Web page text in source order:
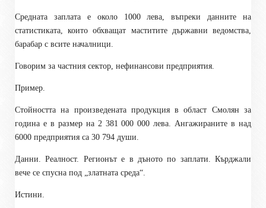
Средната заплата е около 1000 лева, въпреки данните на
статистиката, които обхващат маститите държавни ведомства,
барабар с всите началници.
Говорим за частния сектор, нефинансови предприятия.
Пример.
Стойността на произведената продукция в област Смолян за
година е в размер на 2 381 000 000 лева. Ангажираните в над
6000 предприятия са 30 794 души.
Данни. Реалност. Регионът е в дъното по заплати. Кърджали
вече се спусна под „златната среда“.
Истини.